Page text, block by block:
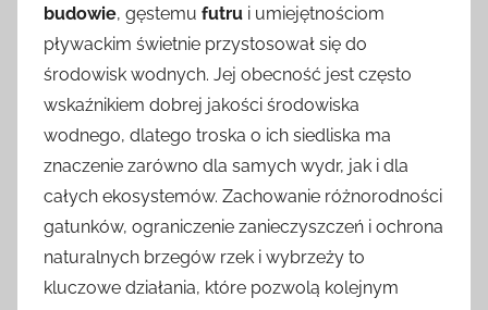
budowie, gęstemu futru i umiejętnościom
pływackim świetnie przystosował się do
środowisk wodnych. Jej obecność jest często
wskaźnikiem dobrej jakości środowiska
wodnego, dlatego troska o ich siedliska ma
znaczenie zarówno dla samych wydr, jak i dla
całych ekosystemów. Zachowanie różnorodności
gatunków, ograniczenie zanieczyszczeń i ochrona
naturalnych brzegów rzek i wybrzeży to
kluczowe działania, które pozwolą kolejnym